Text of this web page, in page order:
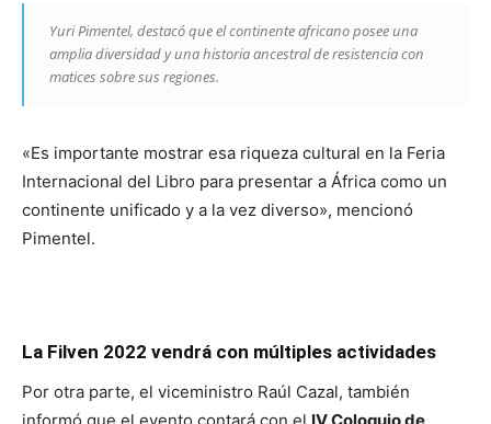
Yuri Pimentel, destacó que el continente africano posee una
amplia diversidad y una historia ancestral de resistencia con
matices sobre sus regiones.
«Es importante mostrar esa riqueza cultural en la Feria
Internacional del Libro para presentar a África como un
continente unificado y a la vez diverso», mencionó
Pimentel.
La Filven 2022 vendrá con múltiples actividades
Por otra parte, el viceministro Raúl Cazal, también